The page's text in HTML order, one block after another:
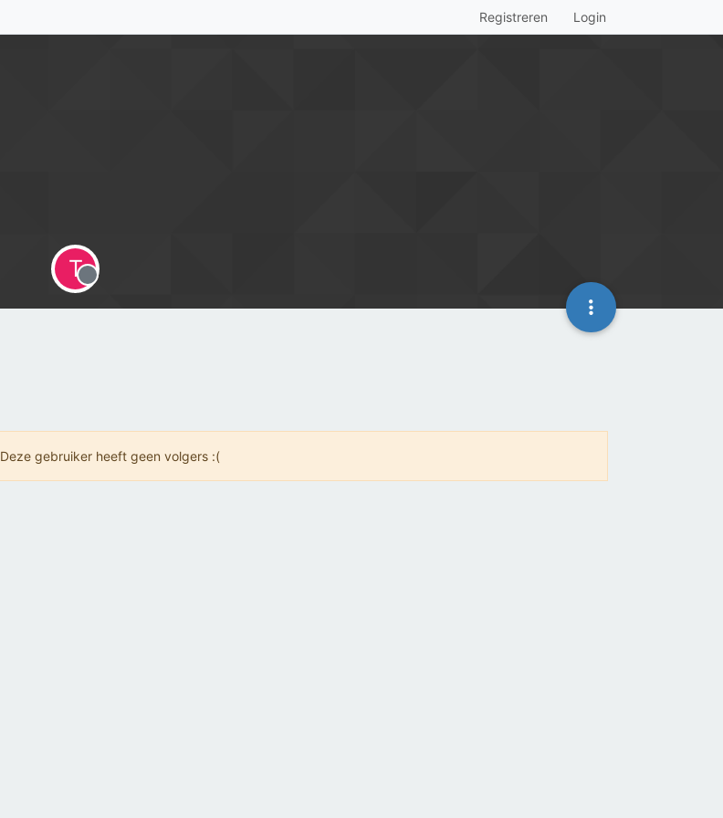
Registreren Login
T
Offline
Deze gebruiker heeft geen volgers :(